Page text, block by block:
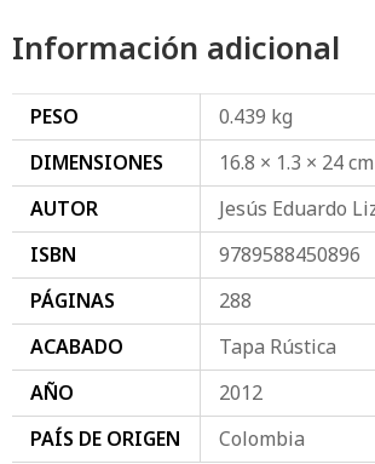
Información adicional
PESO
0.439 kg
DIMENSIONES
16.8 × 1.3 × 24 cm
AUTOR
Jesús Eduardo
ISBN
9789588450896
PÁGINAS
288
ACABADO
Tapa Rústica
AÑO
2012
PAÍS DE ORIGEN
Colombia